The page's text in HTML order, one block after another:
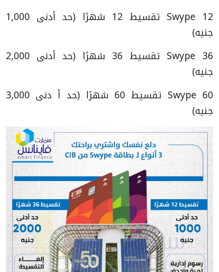
Swype 12 تقسيط 12 شهرًا (حد أدنى 1,000
جنيه)
Swype 36 تقسيط 36 شهرًا (حد أدنى 2,000
جنيه)
Swype 60 تقسيط 60 شهرًا (حد أ دنى 3,000
جنيه)